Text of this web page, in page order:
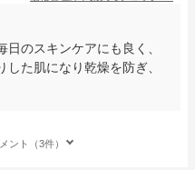
のスキンケアにも良く、
た肌になり乾燥を防ぎ、
ント（3件）